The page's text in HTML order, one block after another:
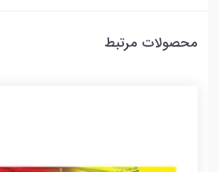
محصولات مرتبط